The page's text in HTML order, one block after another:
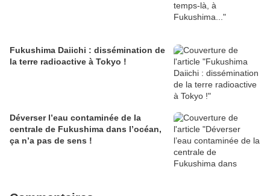
Fukushima Daiichi : dissémination de
la terre radioactive à Tokyo !
Déverser l’eau contaminée de la
centrale de Fukushima dans l’océan,
ça n’a pas de sens !